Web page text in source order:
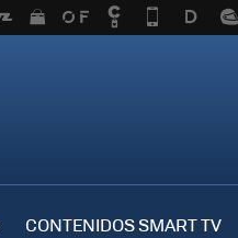
CONTENIDOS SMART TV